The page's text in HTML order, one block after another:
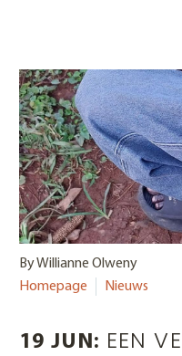
By Willianne Olweny
Homepage
Nieuws
19 JUN: EEN